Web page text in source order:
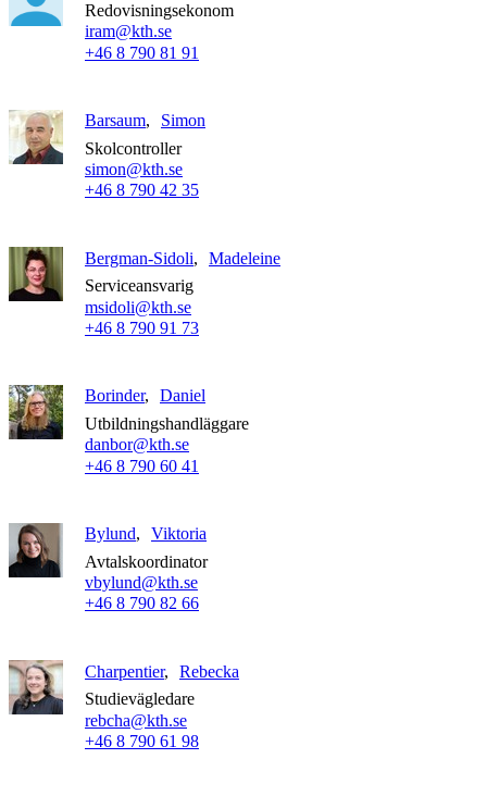
Redovisningsekonom
iram@kth.se
+46 8 790 81 91
Barsaum
Simon
Skolcontroller
simon@kth.se
+46 8 790 42 35
Bergman-Sidoli
Madeleine
Serviceansvarig
msidoli@kth.se
+46 8 790 91 73
Borinder
Daniel
Utbildningshandläggare
danbor@kth.se
+46 8 790 60 41
Bylund
Viktoria
Avtalskoordinator
vbylund@kth.se
+46 8 790 82 66
Charpentier
Rebecka
Studievägledare
rebcha@kth.se
+46 8 790 61 98